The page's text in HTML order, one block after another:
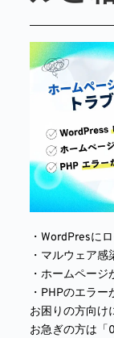
・WordPresに
・マルウェア感
・ホームページ
・PHPのエラー
お困りの方向け
お急ぎの方は